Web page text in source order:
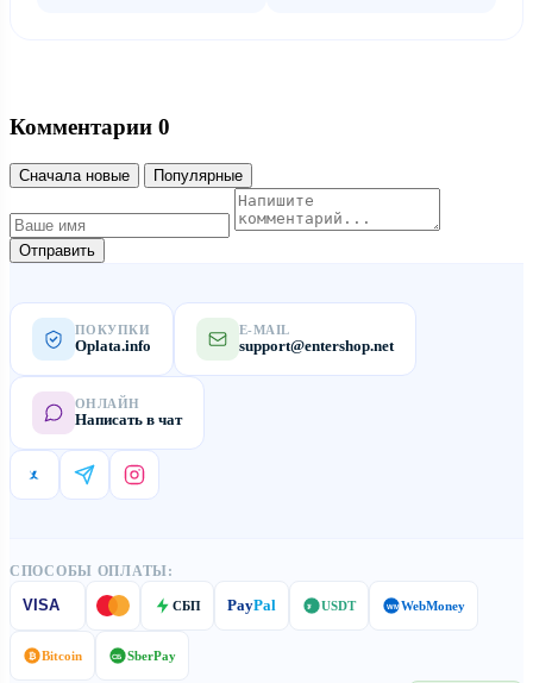
Комментарии 0
Сначала новые Популярные
Отправить
ПОКУПКИ
Oplata.info
E-MAIL
support@entershop.net
ОНЛАЙН
Написать в чат
СПОСОБЫ ОПЛАТЫ:
VISA СБП PayPal ₮ USDT WM WebMoney
₿ Bitcoin СБ SberPay